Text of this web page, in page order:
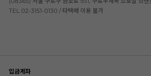
TEL 02-3151-0130 / 타택배 이용 불가
입금계좌